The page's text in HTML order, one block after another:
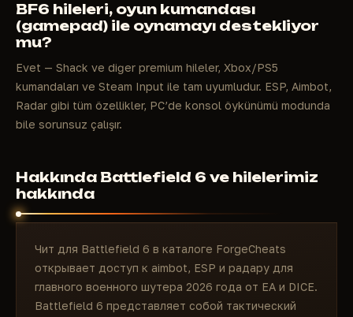
BF6 hileleri, oyun kumandası
(gamepad) ile oynamayı destekliyor
mu?
Evet — Shack ve diğer premium hileler, Xbox/PS5
kumandaları ve Steam Input ile tam uyumludur. ESP, Aimbot,
Radar gibi tüm özellikler, PC’de konsol öykünümü modunda
bile sorunsuz çalışır.
Hakkında Battlefield 6 ve hilelerimiz
hakkında
Чит для Battlefield 6 в каталоге ForgeCheats
открывает доступ к aimbot, ESP и радару для
главного военного шутера 2026 года от EA и DICE.
Battlefield 6 представляет собой тактический